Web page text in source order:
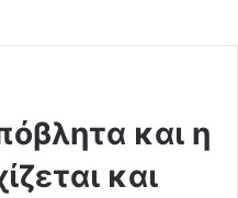
και η
και